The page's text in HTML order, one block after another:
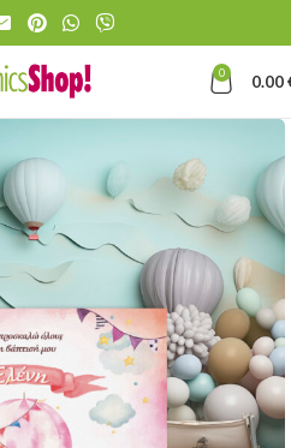
0 0.00